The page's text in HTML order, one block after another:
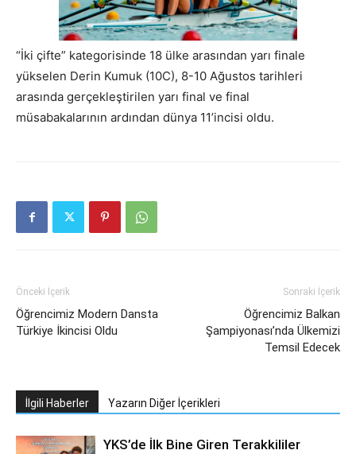
“İki çifte” kategorisinde 18 ülke arasından yarı finale
yükselen Derin Kumuk (10C), 8-10 Ağustos tarihleri
arasında gerçekleştirilen yarı final ve final
müsabakalarının ardından dünya 11’incisi oldu.
Önceki İçerik
Öğrencimiz Modern Dansta
Türkiye İkincisi Oldu
Sonraki İçerik
Öğrencimiz Balkan
Şampiyonası’nda Ülkemizi
Temsil Edecek
İlgili Haberler Yazarın Diğer İçerikleri
YKS’de İlk Bine Giren Terakkililer